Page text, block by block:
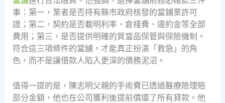
事：第一，業者是否持有縣市政府核發的當鋪業許可
證；第二，契約是否載明利率、倉棧費、違約金等全部
費用；第三，是否提供明確的質當品保管與保險機制。
符合這三項條件的當舖，才能真正扮演「救急」的角
色，而不是讓借款人陷入更深的債務泥沼。
值得一提的是，陳志明父親的手術費已透過醫療險理賠
部分金額，他也在公司獲利後提前償還了所有貸款。他